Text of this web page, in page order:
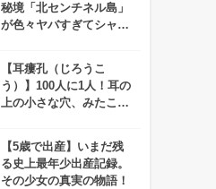
秘境「北センチネル島」
が色々ヤバすぎてシャレ
【耳瘻孔（じろうこ
う）】100人に1人！耳の
上の小さな穴、みたこと
【5歳で出産】いまだ残
る史上最年少出産記録。
その少女の真実の物語！